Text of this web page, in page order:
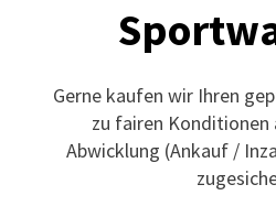
Gerne kaufen wir Ihren
zu fairen Konditionen
Abwicklung (Ankauf /